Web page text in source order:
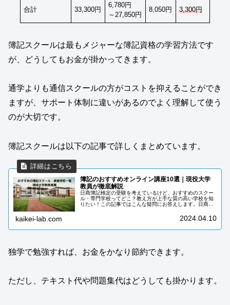
合計 33,300円
6,780円
～27,850円
8,050円 3,300円
簿記スクールは最もメジャーな簿記資格の学習方法です
が、どうしてもお金が掛かってきます。
通学よりも通信スクールの方がコストを抑えることができ
ますが、サポート体制に違いがあるのでよく理解して使う
のが大切です。
簿記スクールは以下の記事で詳しくまとめています。
簿記のおすすめオンライン講座10選｜現役大学
教員が徹底解説
日商簿記検定の受験を考えているけど、おすすめのスクー
ル・専門学校ってどこ？教え方が上手な質の高い学校を知
りたい！この記事ではこんな疑問にお答えします。日商簿
kaikei-lab.com 2024.04.10
独学で勉強すれば、お金をかなり節約できます。
ただし、テキスト代や問題集代はどうしても掛かります。